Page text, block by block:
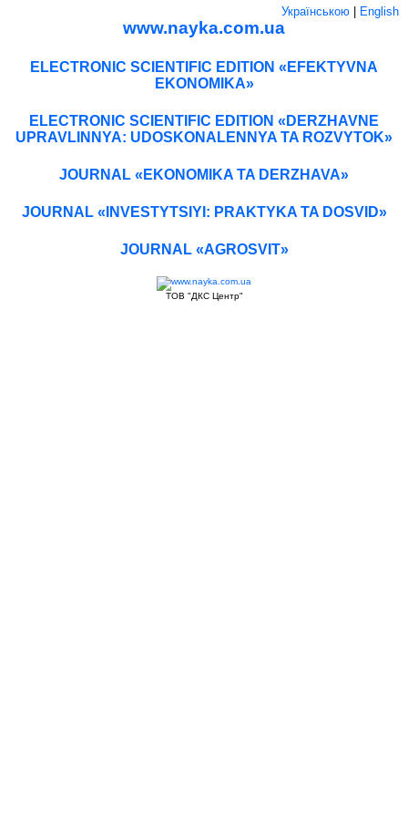
Українською English
www.nayka.com.ua
ELECTRONIC SCIENTIFIC EDITION «EFEKTYVNA
EKONOMIKA»
ELECTRONIC SCIENTIFIC EDITION «DERZHAVNE
UPRAVLINNYA: UDOSKONALENNYA TA ROZVYTOK»
JOURNAL «EKONOMIKA TA DERZHAVA»
JOURNAL «INVESTYTSIYI: PRAKTYKA TA DOSVID»
JOURNAL «AGROSVIT»
ТОВ "ДКС Центр"